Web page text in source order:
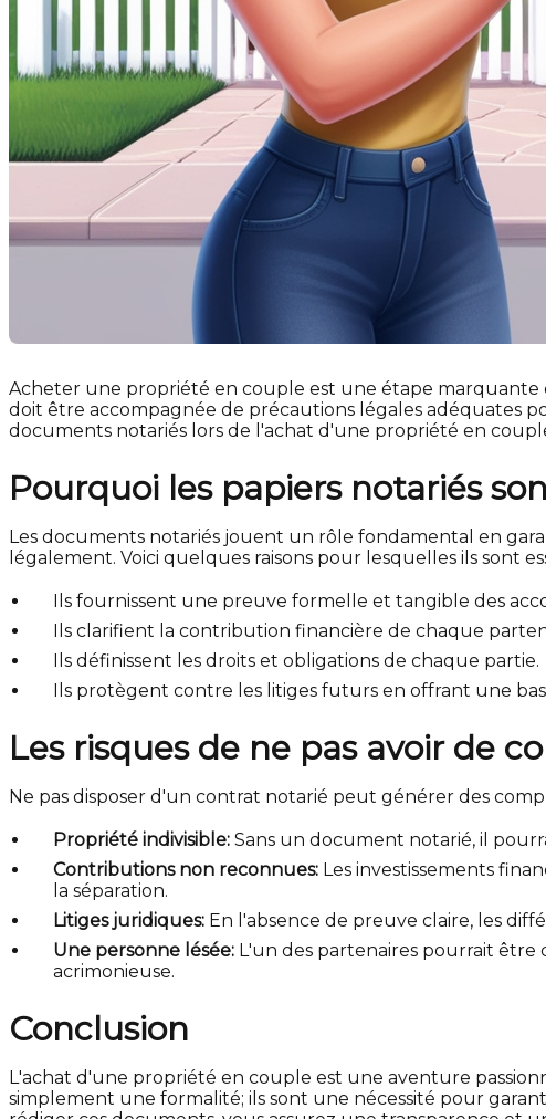
Acheter une propriété en couple est une étape marquante
doit être accompagnée de précautions légales adéquates
documents notariés lors de l'achat d'une propriété en
Pourquoi les papiers notariés
Les documents notariés jouent un rôle fondamental en
légalement. Voici quelques raisons pour lesquelles ils sont
Ils fournissent une preuve formelle et tangible des
Ils clarifient la contribution financière de chaque
Ils définissent les droits et obligations de chaque partie.
Ils protègent contre les litiges futurs en offrant une
Les risques de ne pas avoir de
Ne pas disposer d'un contrat notarié peut générer des
Propriété indivisible: Sans un document notarié, il
Contributions non reconnues: Les investissements
la séparation.
Litiges juridiques: En l'absence de preuve claire, les
Une personne lésée: L'un des partenaires pourrait
acrimonieuse.
Conclusion
L'achat d'une propriété en couple est une aventure
simplement une formalité; ils sont une nécessité pour